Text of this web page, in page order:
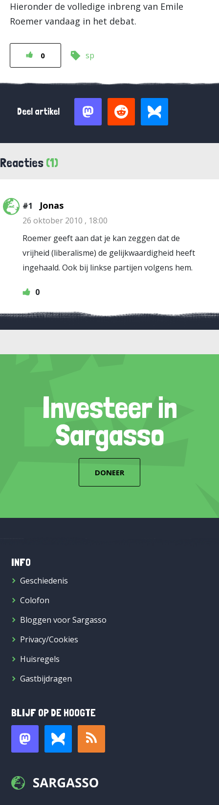
Hieronder de volledige inbreng van Emile
Roemer vandaag in het debat.
0 sp
Deel artikel
Reacties (1)
#1 Jonas
26 oktober 2010 , 18:00
Roemer geeft aan dat je kan zeggen dat de
vrijheid (liberalisme) de gelijkwaardigheid heeft
ingehaald. Ook bij linkse partijen volgens hem.
0
Investeer in
Sargasso
DONEER
INFO
Geschiedenis
Colofon
Bloggen voor Sargasso
Privacy/Cookies
Huisregels
Gastbijdragen
BLIJF OP DE HOOGTE